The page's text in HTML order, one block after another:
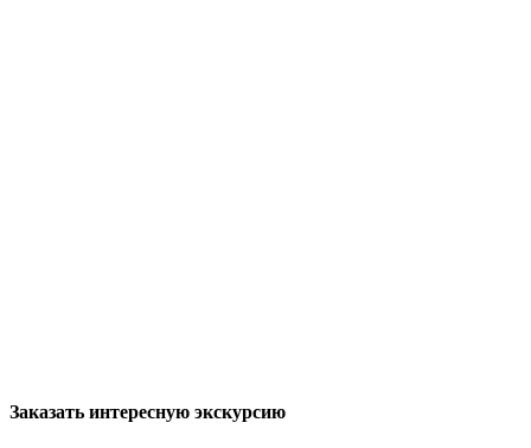
Заказать интересную экскурсию